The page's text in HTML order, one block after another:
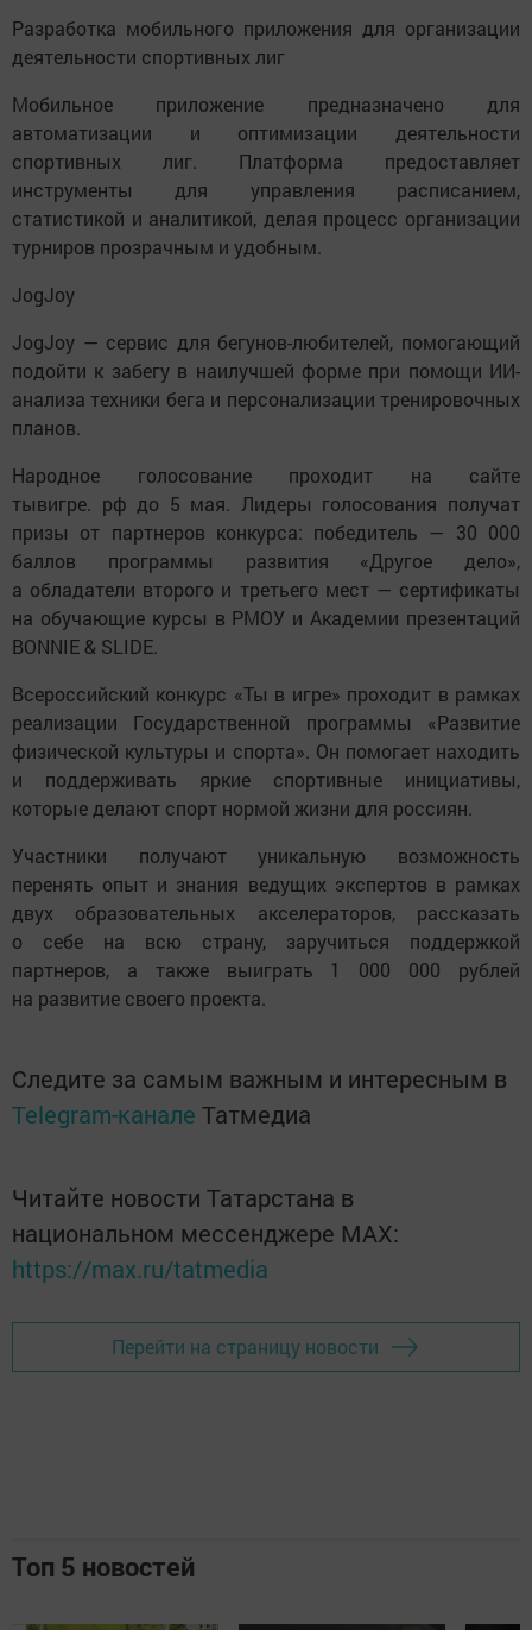
Разработка мобильного приложения для организации
деятельности спортивных лиг
Мобильное приложение предназначено для
автоматизации и оптимизации деятельности
спортивных лиг. Платформа предоставляет
инструменты для управления расписанием,
статистикой и аналитикой, делая процесс организации
турниров прозрачным и удобным.
JogJoy
JogJoy — сервис для бегунов-любителей, помогающий
подойти к забегу в наилучшей форме при помощи ИИ-
анализа техники бега и персонализации тренировочных
планов.
Народное голосование проходит на сайте
тывигре. рф до 5 мая. Лидеры голосования получат
призы от партнеров конкурса: победитель — 30 000
баллов программы развития «Другое дело»,
а обладатели второго и третьего мест — сертификаты
на обучающие курсы в РМОУ и Академии презентаций
BONNIE & SLIDE.
Всероссийский конкурс «Ты в игре» проходит в рамках
реализации Государственной программы «Развитие
физической культуры и спорта». Он помогает находить
и поддерживать яркие спортивные инициативы,
которые делают спорт нормой жизни для россиян.
Участники получают уникальную возможность
перенять опыт и знания ведущих экспертов в рамках
двух образовательных акселераторов, рассказать
о себе на всю страну, заручиться поддержкой
партнеров, а также выиграть 1 000 000 рублей
на развитие своего проекта.
Следите за самым важным и интересным в
Telegram-канале Татмедиа
Читайте новости Татарстана в
национальном мессенджере MАХ:
https://max.ru/tatmedia
Перейти на страницу новости
Топ 5 новостей